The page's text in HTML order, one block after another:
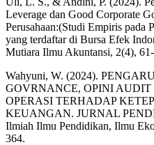
Leverage dan Good Corporate
Perusahaan:(Studi Empiris pada
yang terdaftar di Bursa Efek
Mutiara Ilmu Akuntansi, 2(4),
Wahyuni, W. (2024).
GOVRNANCE, OPINI
OPERASI TERHADAP
KEUANGAN. JURNAL
Ilmiah Ilmu Pendidikan, Ilmu
364.